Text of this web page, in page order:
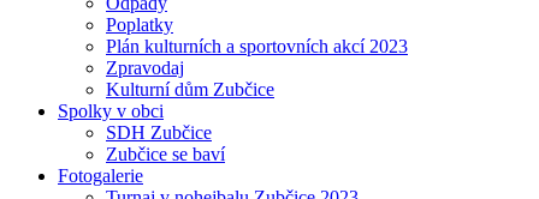
Poplatky
Plán kulturních a sportovních akcí 2023
Zpravodaj
Kulturní dům Zubčice
Spolky v obci
SDH Zubčice
Zubčice se baví
Fotogalerie